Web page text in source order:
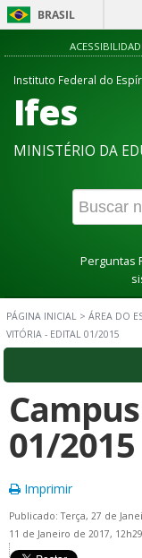
BRASIL
Instituto Federal do
Ifes
MINISTÉRIO DA
Perguntas
PÁGINA INICIAL > ÁREA DO
VITÓRIA - EDITAL 01/2015
01/2015
Imprimir
Publicado: Terça, 27 de
11 de Janeiro de 2017, 12h29